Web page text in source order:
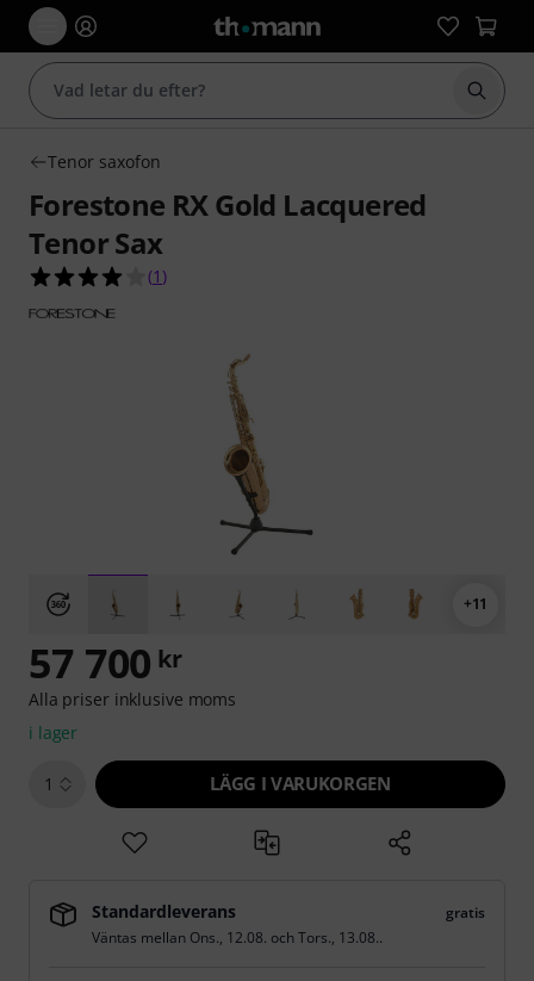
Börja
Tenor saxofon
Forestone RX Gold Lacquered
Tenor Sax
4.0 av 5 stjärnor från 1 kundbetyg
(1 )
+11
57 700 kr
Alla priser inklusive moms
i lager
1 LÄGG I VARUKORGEN
Standardleverans
gratis
Väntas mellan Ons., 12.08. ochTors., 13.08..